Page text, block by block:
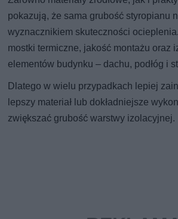
pokazują, że sama grubość styropianu
wyznacznikiem skuteczności
mostki termiczne, jakość montażu oraz
elementów budynku – dachu, podłóg i
Dlatego w wielu przypadkach lepiej
lepszy materiał lub dokładniejsze
zwiększać grubość warstwy izolacyjnej.